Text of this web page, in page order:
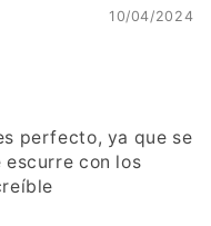
10/04/2024
perfecto, ya que se
con los